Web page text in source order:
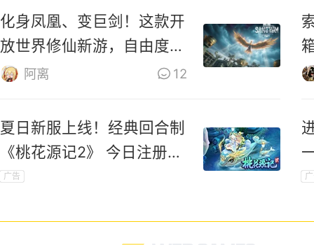
化身凤凰、变巨剑！这款开
放世界修仙新游，自由度有
够野！
阿离 12
夏日新服上线！经典回合制
《桃花源记2》 今日注册领
新手礼包
广告